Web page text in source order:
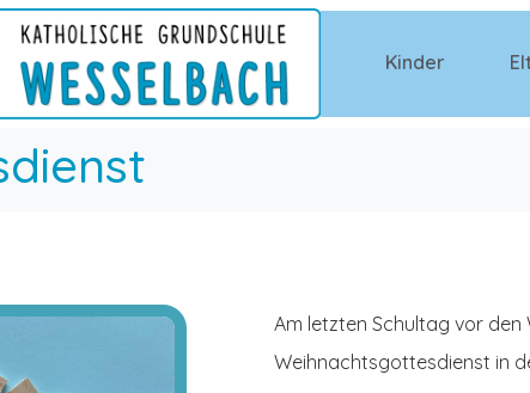
Kinder
Am letzten Schultag vor
Weihnachtsgottesdienst in